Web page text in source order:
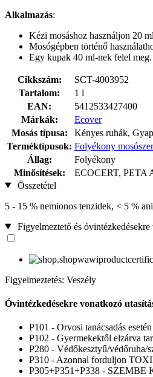
Alkalmazás:
Kézi mosáshoz használjon 20
Mosógépben történő
Egy kupak 40 ml-nek felel meg.
Cikkszám:
SCT-4003952
Tartalom:
1 l
EAN:
5412533427400
Márkák:
Ecover
Mosás típusa:
Kényes ruhák,
Terméktípusok: Folyékony mosószer
Állag:
Folyékony
Minősítések:
ECOCERT, PETA
Összetétel
5 - 15 % nemionos tenzidek, < 5 %
Figyelmeztető és
Figyelmeztetés: Veszély
Óvintézkedésekre vonatkozó
P101 - Orvosi tanácsadás
P102 - Gyermekektől elzárva
P280 - Védőkesztyű/védőruha/
P310 - Azonnal forduljon
P305+P351+P338 - SZEMBE